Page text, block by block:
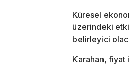
Küresel
üzerindeki
belirleyici
Karahan, fiyat